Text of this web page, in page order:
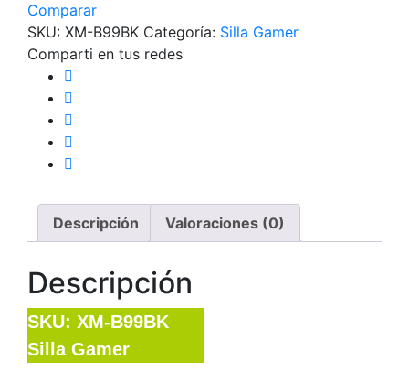
Comparar
SKU: XM-B99BK Categoría: Silla Gamer
Comparti en tus redes
Descripción Valoraciones (0)
Descripción
SKU: XM-B99BK
Silla Gamer